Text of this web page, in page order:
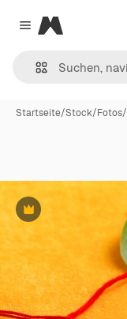
Close menu
Magnific
Startseite/Stock/Fotos/
Premium